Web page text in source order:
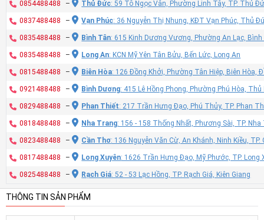
0854488488 – Thủ Đức: 59 Tô Ngọc Vân, Phường Linh Tây, TP. Thủ
0837488488 – Vạn Phúc: 36 Nguyễn Thị Nhung, KĐT Vạn Phúc, Thủ
0835488488 – Bình Tân: 615 Kinh Dương Vương, Phường An Lạc, Bình
0835488488 – Long An: KCN Mỹ Yên Tân Bửu, Bến Lức, Long An
0815488488 – Biên Hòa: 126 Đồng Khởi, Phường Tân Hiệp, Biên Hòa,
0921488488 – Bình Dương: 415 Lê Hồng Phong, Phường Phú Hòa,
0829488488 – Phan Thiết: 217 Trần Hưng Đạo, Phú Thủy, TP. Phan
0818488488 – Nha Trang: 156 - 158 Thống Nhất, Phương Sài, TP.
0823488488 – Cần Thơ: 136 Nguyễn Văn Cừ, An Khánh, Ninh Kiều,
0817488488 – Long Xuyên: 1626 Trần Hưng Đạo, Mỹ Phước, TP. Long
0825488488 – Rạch Giá: 52 - 53 Lạc Hồng, TP. Rạch Giá, Kiên Giang
THÔNG TIN SẢN PHẨM